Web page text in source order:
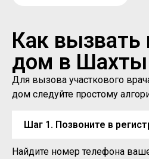
Как вызвать
дом в Шахты
Для вызова участкового
дом следуйте простому
Шаг 1. Позвоните в
Найдите номер телефона